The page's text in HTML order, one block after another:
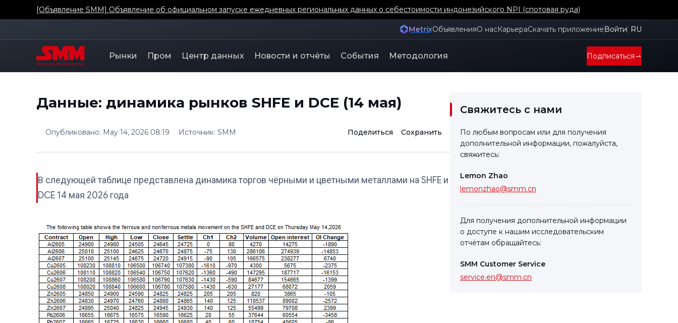
[Объявление SMM] О добавлении коэффициента общественных запасов медного лома SMM по Японии и Южной Корее
MetrixОбъявленияО насКарьераСкачать приложение Войти RU
Рынки Пром Центр данных Новости и отчёты События Методология Подписаться
Данные: динамика рынков SHFE и DCE (14 мая)
Опубликовано: May 14, 2026 08:19 Источник: SMM Поделиться Сохранить
В следующей таблице представлена динамика торгов чёрными и цветными металлами на SHFE и
DCE 14 мая 2026 года
Свяжитесь с нами
По любым вопросам или для получения
дополнительной информации, пожалуйста,
свяжитесь:
Lemon Zhao
lemonzhao@smm.cn
Для получения дополнительной информации
о доступе к нашим исследовательским
отчётам обращайтесь:
SMM Customer Service
service.en@smm.cn